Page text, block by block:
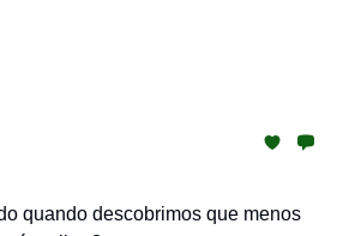
quando descobrimos que menos